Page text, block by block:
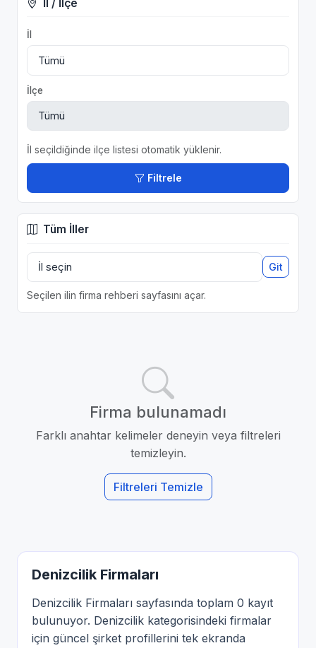
İl / İlçe
İl
İlçe
İl seçildiğinde ilçe listesi otomatik yüklenir.
Filtrele
Tüm İller
Git
Seçilen ilin firma rehberi sayfasını açar.
Firma bulunamadı
Farklı anahtar kelimeler deneyin veya filtreleri
temizleyin.
Filtreleri Temizle
Denizcilik Firmaları
Denizcilik Firmaları sayfasında toplam 0 kayıt
bulunuyor. Denizcilik kategorisindeki firmalar
için güncel şirket profillerini tek ekranda